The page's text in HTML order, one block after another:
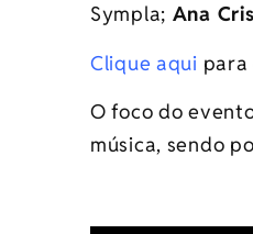
Sympla; Ana
Clique aqui para
O foco do
música, sendo